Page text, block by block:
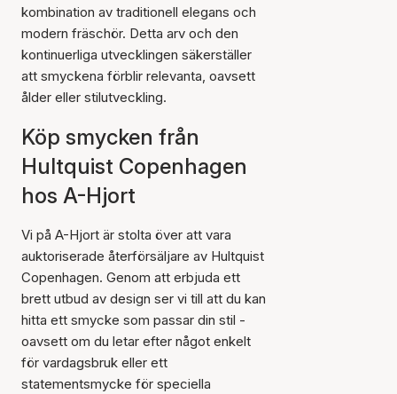
kombination av traditionell elegans och
modern fräschör. Detta arv och den
kontinuerliga utvecklingen säkerställer
att smyckena förblir relevanta, oavsett
ålder eller stilutveckling.
Köp smycken från
Hultquist Copenhagen
hos A-Hjort
Vi på A-Hjort är stolta över att vara
auktoriserade återförsäljare av Hultquist
Copenhagen. Genom att erbjuda ett
brett utbud av design ser vi till att du kan
hitta ett smycke som passar din stil -
oavsett om du letar efter något enkelt
för vardagsbruk eller ett
statementsmycke för speciella